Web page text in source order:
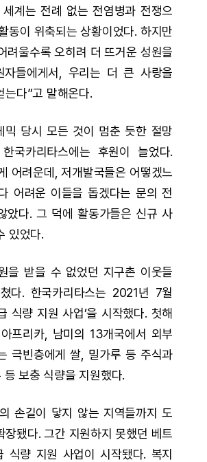
계는 전례 없는 전염병과 전쟁으
동이 위축되는 상황이었다. 하지만
려울수록 오히려 더 뜨거운 성원을
자들에게서, 우리는 더 큰 사랑을
는다”고 말해온다.
믹 당시 모든 것이 멈춘 듯한 절망
국카리타스에는 후원이 늘었다.
어려운데, 저개발국들은 어떻겠느
어려운 이들을 돕겠다는 문의 전
았다. 그 덕에 활동가들은 신규 사
있었다.
을 받을 수 없었던 지구촌 이웃들
다. 한국카리타스는 2021년 7월
식량 지원 사업’을 시작했다. 첫해
프리카, 남미의 13개국에서 외부
극빈층에게 쌀, 밀가루 등 주식과
보충 식량을 지원했다.
손길이 닿지 않는 지역들까지 도
장됐다. 그간 지원하지 못했던 베트
식량 지원 사업이 시작됐다. 복지